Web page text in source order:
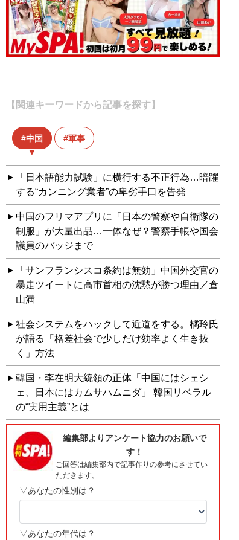
【関連キーワードから記事を探す】
中国 軍事
「日本語能力試験」に横行する不正行為…暗躍
する“カンニング業者”の卑劣手口を告発
中国のフリマアプリに「日本の警察や自衛隊の
制服」が大量出品…一体なぜ？警察手帳や国会
議員のバッジまで
「サンフランシスコ条約は無効」中国外交官の
暴走ツイートに高市首相の沈黙が勝つ理由／倉
山満
社会システムをハックして近道をする。橘玲氏
が語る「格差社会で少しだけ効率よく生き抜
く」方法
韓国・李在明大統領の正体「中国にはシェシ
ェ、日本にはカムサハムニダ」 韓国リベラル
の“実用主義”とは